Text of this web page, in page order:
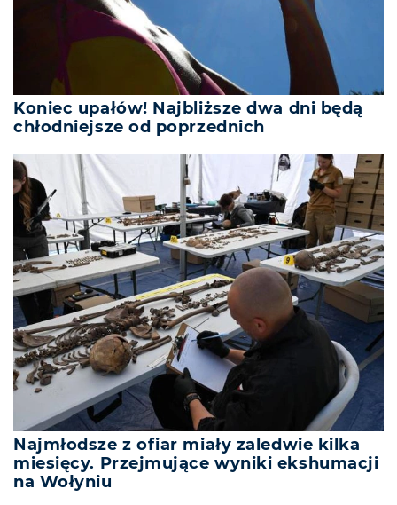
Koniec upałów! Najbliższe dwa dni będą
chłodniejsze od poprzednich
Najmłodsze z ofiar miały zaledwie kilka
miesięcy. Przejmujące wyniki ekshumacji
na Wołyniu